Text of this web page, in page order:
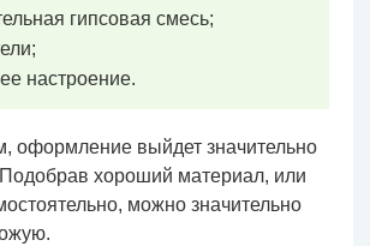
гипсовая смесь;
настроение.
оформление выйдет значительно
хороший материал, или
можно значительно